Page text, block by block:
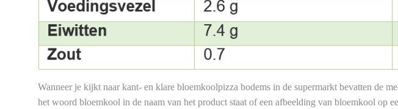
Wanneer je kijkt naar kant- en klare bloemkoolpizza bodems in de supermarkt bevatten de
het woord bloemkool in de naam van het product staat of een afbeelding van bloemkool op